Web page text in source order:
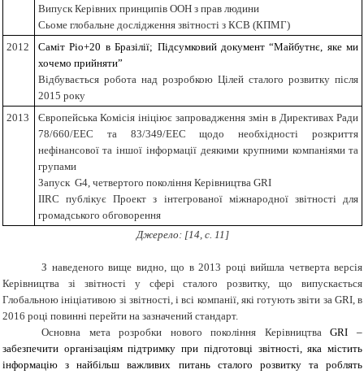
Випуск Керівних принципів ООН з прав людини
Сьоме глобальне дослідження звітності з КСВ (КПМГ)
2012
Саміт Ріо+20 в Бразілії; Підсумковий документ “Майбутнє, яке ми
хочемо прийняти”
Відбувається робота над розробкою Цілей сталого розвитку після
2015 року
2013
Європейська Комісія ініціює запровадження змін в Директивах Ради
78/660/ЕЕС та 83/349/ЕЕС щодо необхідності розкриття
нефінансової та іншої інформації деякими крупними компаніями та
групами
Запуск G4, четвертого покоління Керівництва GRI
IIRC публікує Проект з інтегрованої міжнародної звітності для
громадського обговорення
Джерело: [14, c. 11]
З наведеного вище видно, що в 2013 році вийшла четверта версія
Керівництва зі звітності у сфері сталого розвитку, що випускається
Глобальною ініціативою зі звітності, і всі компанії, які готують звіти за GRI, в
2016 році повинні перейти на зазначений стандарт.
Основна мета розробки нового покоління КерівництваGRI –
забезпечити організаціям підтримку при підготовці звітності, яка містить
інформацію з найбільш важливих питань сталого розвитку та роблять